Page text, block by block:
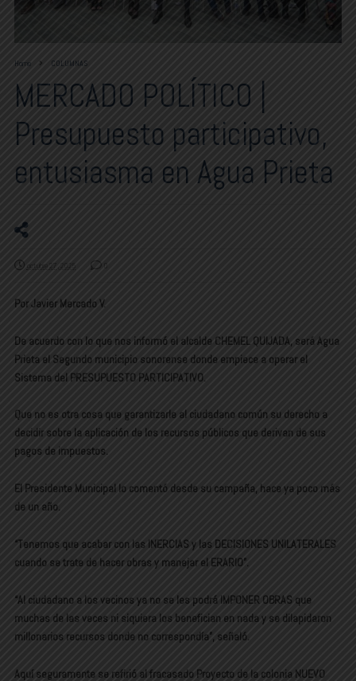
Home COLUMNAS
MERCADO POLÍTICO |
Presupuesto participativo,
entusiasma en Agua Prieta
octubre 27, 2025 0
Por Javier Mercado V.
De acuerdo con lo que nos informó el alcalde CHEMEL QUIJADA, será Agua
Prieta el Segundo municipio sonorense donde empiece a operar el
Sistema del PRESUPUESTO PARTICIPATIVO.
Que no es otra cosa que garantizarle al ciudadano común su derecho a
decidir sobre la aplicación de los recursos públicos que derivan de sus
pagos de impuestos.
El Presidente Municipal lo comentó desde su campaña, hace ya poco más
de un año.
“Tenemos que acabar con las INERCIAS y las DECISIONES UNILATERALES
cuando se trate de hacer obras y manejar el ERARIO”.
“Al ciudadano a los vecinos ya no se les podrá IMPONER OBRAS que
muchas de las veces ni siquiera los benefician en nada y se dilapidaron
millonarios recursos donde no correspondía”, señaló.
Aquí seguramente se refirió al fracasado Proyecto de la colonia NUEVO